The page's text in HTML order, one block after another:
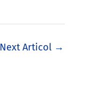
Next Articol →